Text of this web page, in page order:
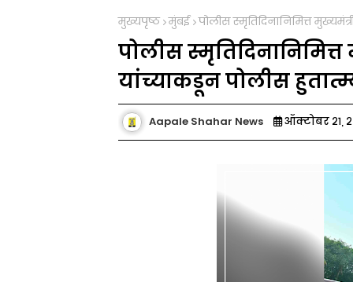
मुख्यपृष्ठ मुंबई पोलीस स्मृतिदिनानिमित्त
पोलीस
यांच्याकडून पोलीस
Aapale Shahar News ऑक्टोबर २१,